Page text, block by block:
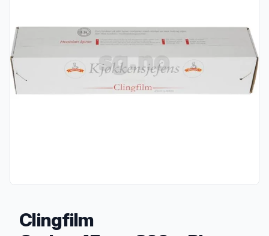
Clingfilm